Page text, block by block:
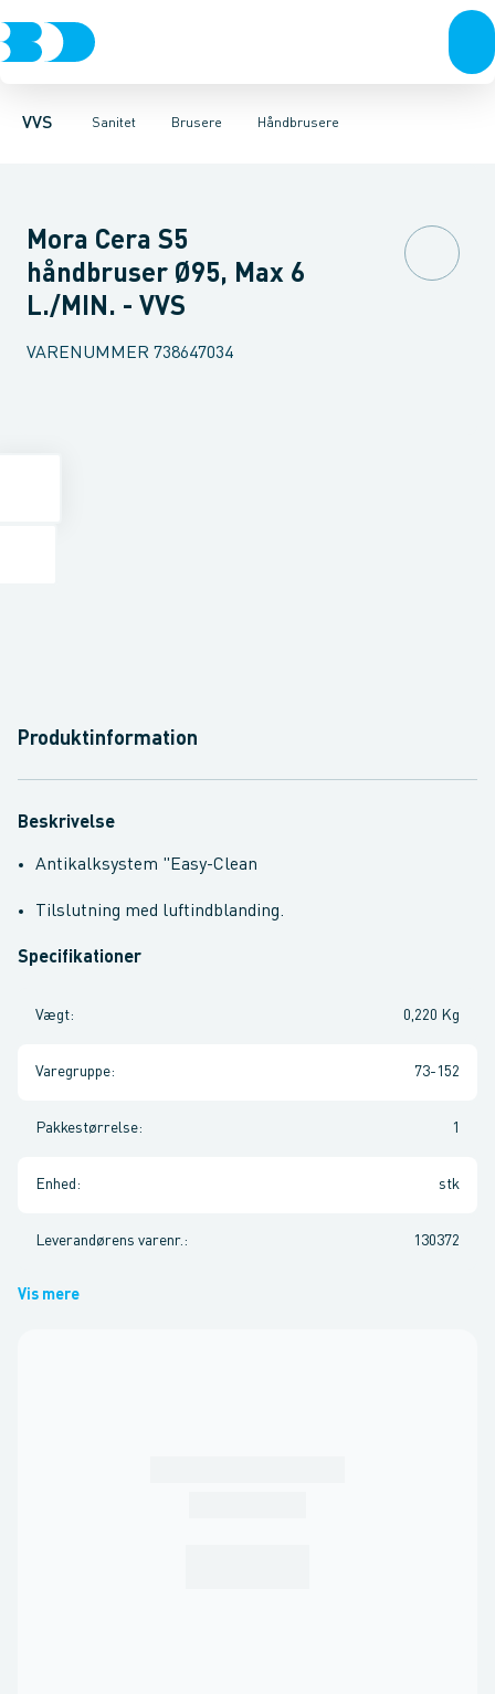
VVS Sanitet
Rør & fittingsPressfittings & rørKuglehaner & ventiler
Brusere
Toiletter, sæder og cisterner VaskeArmaturer
Håndbrusere
HåndbrusereBruseslanger BrusesætBrusestænger
Mora Cera S5
håndbruser Ø95, Max 6
L./MIN. - VVS
VARENUMMER 738647034
Produktinformation
Beskrivelse
Antikalksystem "Easy-Clean
Tilslutning med luftindblanding.
Specifikationer
Vægt: 0,220 Kg
Varegruppe: 73-152
Pakkestørrelse: 1
Enhed : stk
Leverandørens varenr. : 130372
Vis mere